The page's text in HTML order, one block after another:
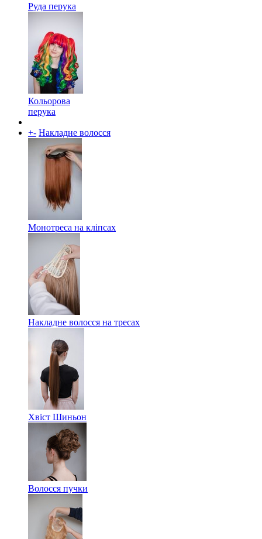
Руда перука
Кольорова
перука
+- Накладне волосся
Монотреса на кліпсах
Накладне волосся на тресах
Хвіст Шиньон
Волосся пучки